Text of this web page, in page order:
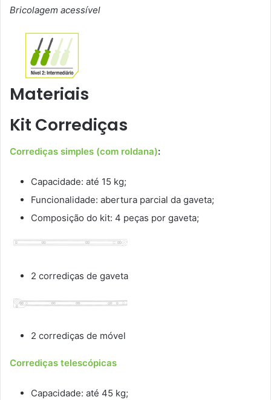
Bricolagem acessível
Materiais
Kit Corrediças
Corrediças simples (com roldana):
Capacidade: até 15 kg;
Funcionalidade: abertura parcial da gaveta;
Composição do kit: 4 peças por gaveta;
2 corrediças de gaveta
2 corrediças de móvel
Corrediças telescópicas
Capacidade: até 45 kg;